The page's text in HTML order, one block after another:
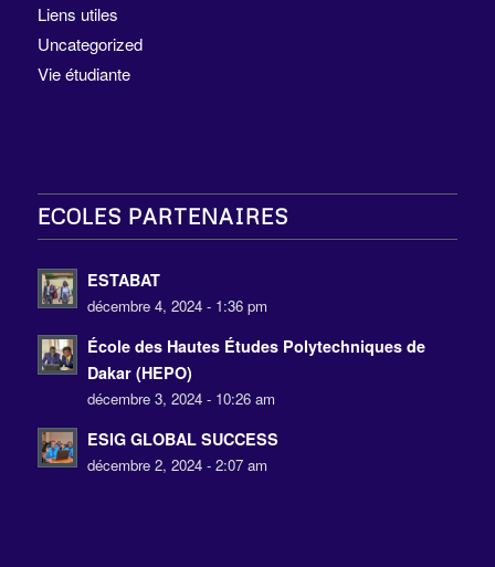
Liens utiles
Uncategorized
Vie étudiante
ECOLES PARTENAIRES
ESTABAT
décembre 4, 2024 - 1:36 pm
École des Hautes Études Polytechniques de
Dakar (HEPO)
décembre 3, 2024 - 10:26 am
ESIG GLOBAL SUCCESS
décembre 2, 2024 - 2:07 am